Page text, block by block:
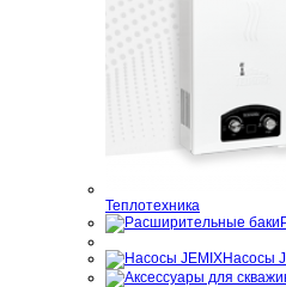
Теплотехника
Насосы